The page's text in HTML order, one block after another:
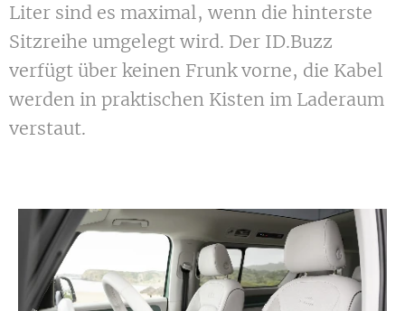
Liter sind es maximal, wenn die hinterste
Sitzreihe umgelegt wird. Der ID.Buzz
verfügt über keinen Frunk vorne, die Kabel
werden in praktischen Kisten im Laderaum
verstaut.